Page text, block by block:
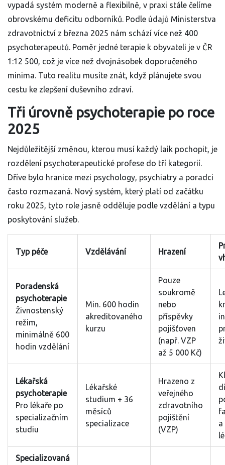
vypadá systém moderně a flexibilně, v praxi stále čelíme
obrovskému deficitu odborníků. Podle údajů Ministerstva
zdravotnictví z března 2025 nám schází více než 400
psychoterapeutů. Poměr jedné terapie k obyvateli je v ČR
1:12 500, což je více než dvojnásobek doporučeného
minima. Tuto realitu musíte znát, když plánujete svou
cestu ke zlepšení duševního zdraví.
Tři úrovně psychoterapie po roce
2025
Nejdůležitější změnou, kterou musí každý laik pochopit, je
rozdělení psychoterapeutické profese do tří kategorií.
Dříve bylo hranice mezi psychology, psychiatry a poradci
často rozmazaná. Nový systém, který platí od začátku
roku 2025, tyto role jasně odděluje podle vzdělání a typu
poskytování služeb.
Typ péče Vzdělávání Hrazení
Poradenská
psychoterapie
Živnostenský
režim,
minimálně 600
hodin vzdělání
Min. 600 hodin
akreditovaného
kurzu
Pouze
soukromě
nebo
příspěvky
pojišťoven
(např. VZP
až 5 000 Kč)
Lékařská
psychoterapie
Pro lékaře po
specializačním
studiu
Lékařské
studium + 36
měsíců
specializace
Hrazeno z
veřejného
zdravotního
pojištění
(VZP)
a
Specializovaná